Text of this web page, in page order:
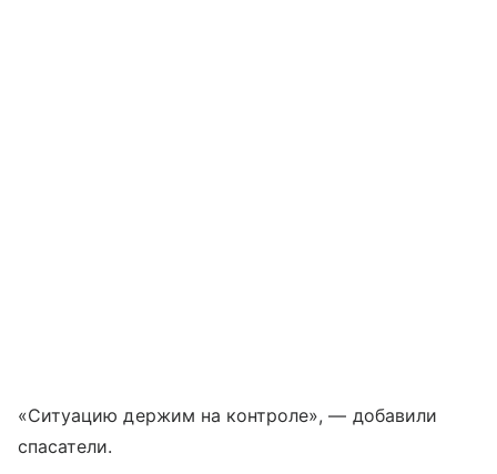
«Ситуацию держим на контроле», — добавили
спасатели.